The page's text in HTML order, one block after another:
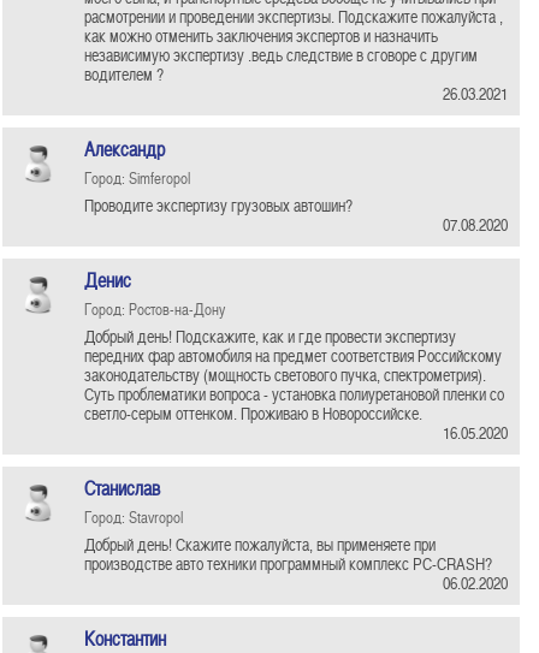
расмотрении и проведении экспертизы. Подскажите пожалуйста ,
как можно отменить заключения экспертов и назначить
независимую экспертизу .ведь следствие в сговоре с другим
водителем ?
26.03.2021
Александр
Город: Simferopol
Проводите экспертизу грузовых автошин?
07.08.2020
Денис
Город: Ростов-на-Дону
Добрый день! Подскажите, как и где провести экспертизу
передних фар автомобиля на предмет соответствия Российскому
законодательству (мощность светового пучка, спектрометрия).
Суть проблематики вопроса - установка полиуретановой пленки со
светло-серым оттенком. Проживаю в Новороссийске.
16.05.2020
Станислав
Город: Stavropol
Добрый день! Скажите пожалуйста, вы применяете при
производстве авто техники программный комплекс PC-CRASH?
06.02.2020
Константин